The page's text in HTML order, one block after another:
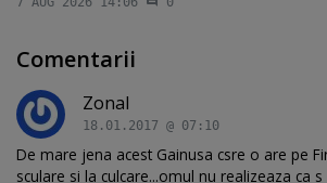
Comentarii
Zonal
18.01.2017 @ 07:10
De mare jena acest Gainusa csre o are pe
sculare si la culcare...omul nu realizeaza ca